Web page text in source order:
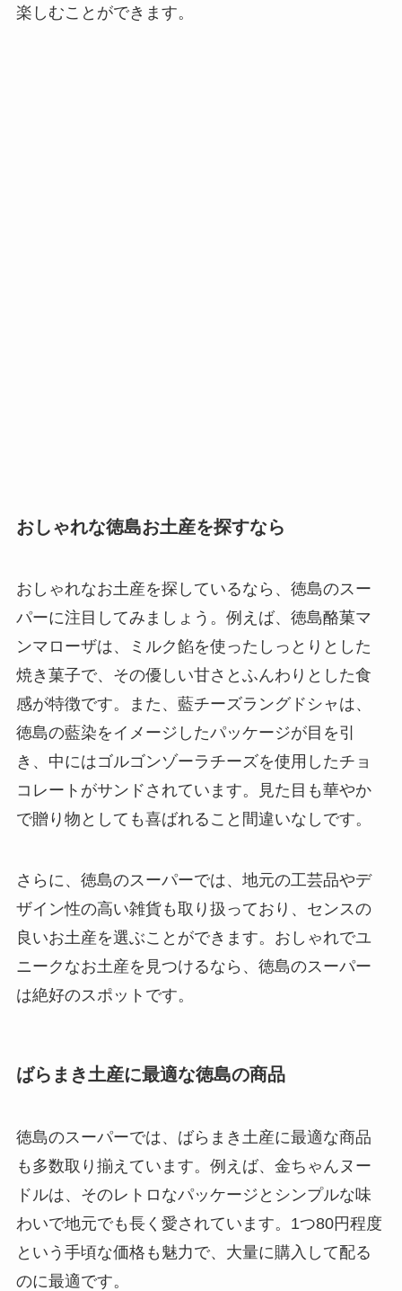
楽しむことができます。
おしゃれな徳島お土産を探すなら
おしゃれなお土産を探しているなら、徳島のスー
パーに注目してみましょう。例えば、徳島酪菓マ
ンマローザは、ミルク餡を使ったしっとりとした
焼き菓子で、その優しい甘さとふんわりとした食
感が特徴です。また、藍チーズラングドシャは、
徳島の藍染をイメージしたパッケージが目を引
き、中にはゴルゴンゾーラチーズを使用したチョ
コレートがサンドされています。見た目も華やか
で贈り物としても喜ばれること間違いなしです。
さらに、徳島のスーパーでは、地元の工芸品やデ
ザイン性の高い雑貨も取り扱っており、センスの
良いお土産を選ぶことができます。おしゃれでユ
ニークなお土産を見つけるなら、徳島のスーパー
は絶好のスポットです。
ばらまき土産に最適な徳島の商品
徳島のスーパーでは、ばらまき土産に最適な商品
も多数取り揃えています。例えば、金ちゃんヌー
ドルは、そのレトロなパッケージとシンプルな味
わいで地元でも長く愛されています。1つ80円程度
という手頃な価格も魅力で、大量に購入して配る
のに最適です。